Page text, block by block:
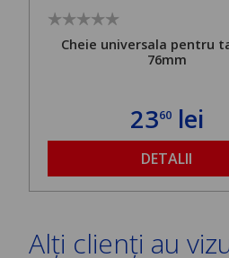
Cheie universala pentru
76mm
2360lei
DETALII
Alți clienți au